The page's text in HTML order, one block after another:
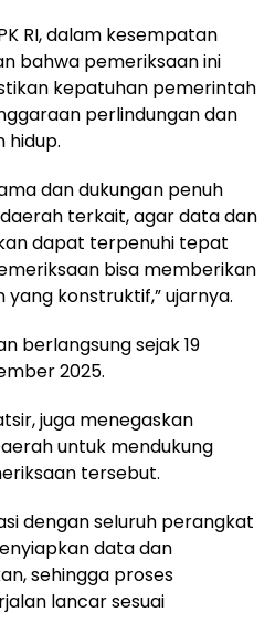
RI, dalam kesempatan
bahwa pemeriksaan ini
kepatuhan pemerintah
perlindungan dan
hidup.
dan dukungan penuh
terkait, agar data dan
dapat terpenuhi tepat
bisa memberikan
konstruktif,” ujarnya.
berlangsung sejak 19
2025.
juga menegaskan
untuk mendukung
tersebut.
dengan seluruh perangkat
data dan
sehingga proses
lancar sesuai